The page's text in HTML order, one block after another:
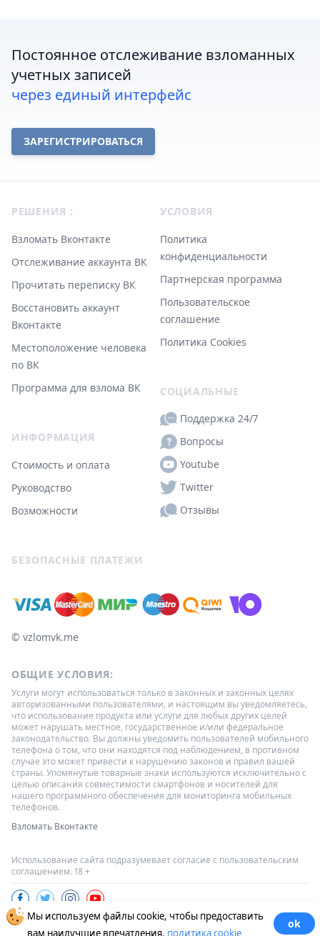
Постоянное отслеживание взломанных
учетных записей
через единый интерфейс
ЗАРЕГИСТРИРОВАТЬСЯ
РЕШЕНИЯ :
Взломать Вконтакте
Отслеживание аккаунта ВК
Прочитать переписку ВК
Восстановить аккаунт
Вконтакте
Местоположение человека
по ВК
Программа для взлома ВК
ИНФОРМАЦИЯ
Стоимость и оплата
Руководство
Возможности
УСЛОВИЯ
Политика
конфиденциальности
Партнерская программа
Пользовательское
соглашение
Политика Cookies
СОЦИАЛЬНЫЕ
Поддержка 24/7
Вопросы
Youtube
Twitter
Отзывы
БЕЗОПАСНЫЕ ПЛАТЕЖИ
© ‌vzlomvk.me
ОБЩИЕ УСЛОВИЯ:
Услуги могут использоваться только в законных и законных целях
авторизованными пользователями, и настоящим вы уведомляетесь,
что использование продукта или услуги для любых других целей
может нарушать местное, государственное и/или федеральное
законодательство. Вы должны уведомить пользователей мобильного
телефона о том, что они находятся под наблюдением, в противном
случае это может привести к нарушению законов и правил вашей
страны. Упомянутые товарные знаки используются исключительно с
целью описания совместимости смартфонов и носителей для
нашего программного обеспечения для мониторинга мобильных
телефонов.
Взломать Вконтакте
Использование сайта подразумевает согласие с пользовательским
соглашением. 18 +
Copyright ©2026 All Rights Reserved.
Все торговые марки являются
Мы используем файлы cookie, чтобы предоставить
вам наилучшие впечатления. политика cookie
ok